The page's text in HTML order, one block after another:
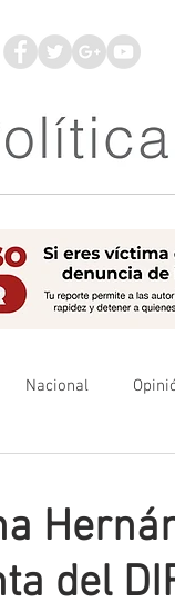
Nacional
del